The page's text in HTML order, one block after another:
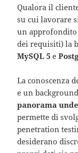
Qualora il
su cui lavorare
un
dei requisiti) la
MySQL 5e
La conoscenza
e un
panorama
permette di
penetration
desiderano